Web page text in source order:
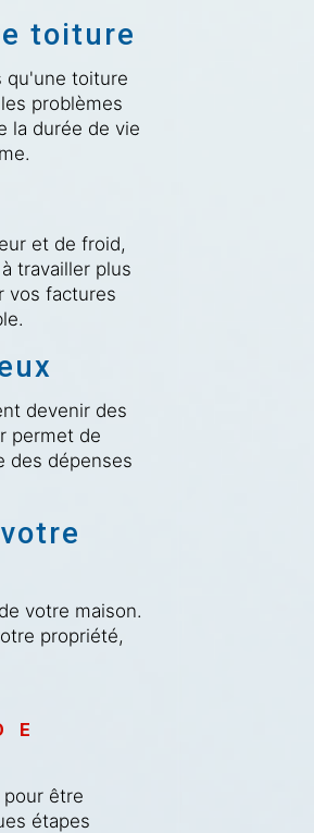
toiture
qu'une toiture
problèmes
la durée de vie
et de froid,
travailler plus
vos factures
devenir des
permet de
des dépenses
votre maison.
propriété,
être
étapes